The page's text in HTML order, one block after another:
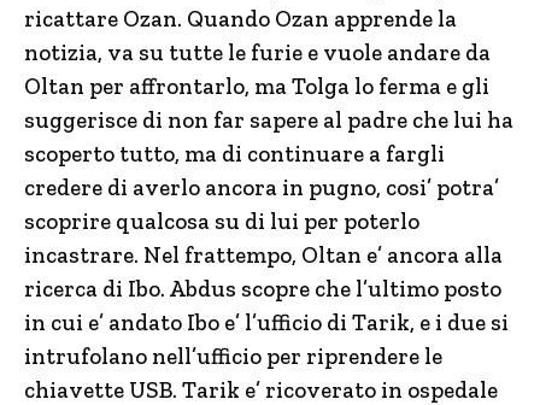
ricattare Ozan. Quando Ozan apprende la
notizia, va su tutte le furie e vuole andare da
Oltan per affrontarlo, ma Tolga lo ferma e gli
suggerisce di non far sapere al padre che lui ha
scoperto tutto, ma di continuare a fargli
credere di averlo ancora in pugno, cosi’ potra’
scoprire qualcosa su di lui per poterlo
incastrare. Nel frattempo, Oltan e’ ancora alla
ricerca di Ibo. Abdus scopre che l’ultimo posto
in cui e’ andato Ibo e’ l’ufficio di Tarik, e i due si
intrufolano nell’ufficio per riprendere le
chiavette USB. Tarik e’ ricoverato in ospedale